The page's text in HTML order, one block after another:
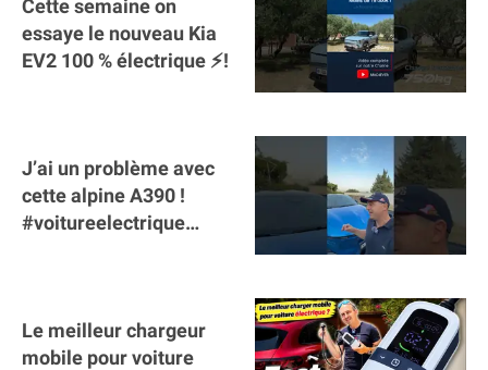
Cette semaine on
essaye le nouveau Kia
EV2 100 % électrique ⚡️!
J’ai un problème avec
cette alpine A390 !
#voitureelectrique
Le meilleur chargeur
mobile pour voiture